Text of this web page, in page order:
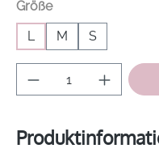
Größeauswählen
L
M S
Produkt